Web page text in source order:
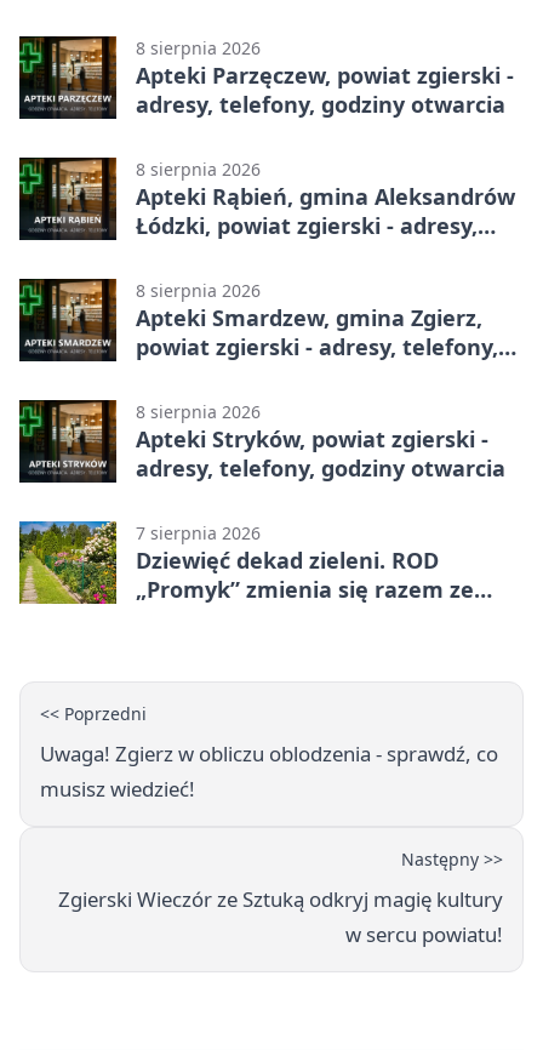
8 sierpnia 2026
Apteki Parzęczew, powiat zgierski -
adresy, telefony, godziny otwarcia
8 sierpnia 2026
Apteki Rąbień, gmina Aleksandrów
Łódzki, powiat zgierski - adresy,
8 sierpnia 2026
Apteki Smardzew, gmina Zgierz,
powiat zgierski - adresy, telefony,
8 sierpnia 2026
Apteki Stryków, powiat zgierski -
adresy, telefony, godziny otwarcia
7 sierpnia 2026
Dziewięć dekad zieleni. ROD
„Promyk” zmienia się razem ze
<< Poprzedni
Uwaga! Zgierz w obliczu oblodzenia - sprawdź, co
musisz wiedzieć!
Następny >>
Zgierski Wieczór ze Sztuką odkryj magię kultury
w sercu powiatu!